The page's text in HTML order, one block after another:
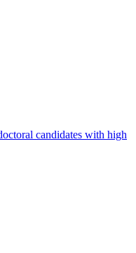
candidates with high